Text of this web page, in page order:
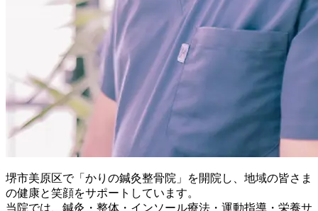
堺市美原区で「かりの鍼灸整骨院」を開院し、地域の皆さま
の健康と笑顔をサポートしています。
当院では、鍼灸・整体・インソール療法・運動指導・栄養サ